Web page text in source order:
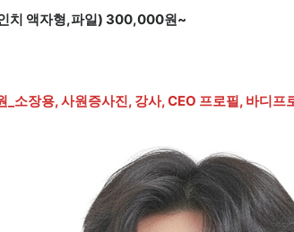
치 액자형,파일) 300,000원~
_소장용, 사원증사진, 강사, CEO 프로필, 바디프